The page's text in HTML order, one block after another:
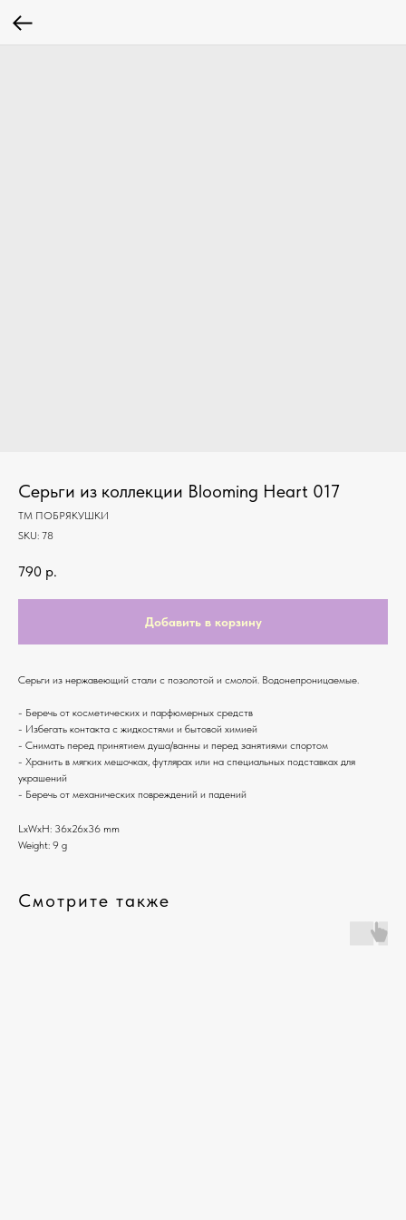
Серьги из коллекции Blooming Heart 017
ТМ ПОБРЯКУШКИ
SKU: 78
790 р.
Добавить в корзину
Серьги из нержавеющий стали с позолотой и смолой. Водонепроницаемые.
- Беречь от косметических и парфюмерных средств
- Избегать контакта с жидкостями и бытовой химией
- Снимать перед принятием душа/ванны и перед занятиями спортом
- Хранить в мягких мешочках, футлярах или на специальных подставках для
украшений
- Беречь от механических повреждений и падений
LxWxH: 36x26x36 mm
Weight: 9 g
Смотрите также